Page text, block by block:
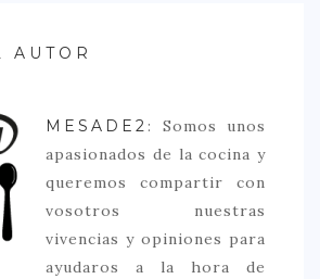
AUTOR
MESADE2: Somos unos
apasionados de la cocina y
queremos compartir con
vosotros nuestras
vivencias y opiniones para
ayudaros a la hora de